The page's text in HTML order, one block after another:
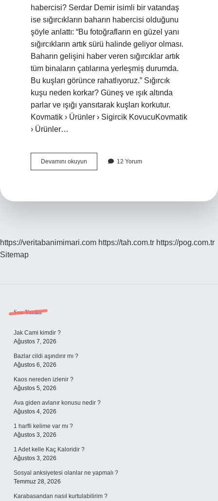
habercisi? Serdar Demir isimli bir vatandaş
ise sığırcıkların baharın habercisi olduğunu
şöyle anlattı: “Bu fotoğrafların en güzel yanı
sığırcıkların artık sürü halinde geliyor olması.
Baharın gelişini haber veren sığırcıklar artık
tüm binaların çatılarına yerleşmiş durumda.
Bu kuşları görünce rahatlıyoruz.” Sığırcık
kuşu neden korkar? Güneş ve ışık altında
parlar ve ışığı yansıtarak kuşları korkutur.
Kovmatik › Ürünler › Sigircik KovucuKovmatik
› Ürünler…
Devamını okuyun Sığırcıklar
Neden
12 Yorum
https://veritabanimimari.com https://tah.com.tr https://pog.com.tr
Sitemap
Sidebar
Son Yazılar
Jak Cami kimdir ?
Ağustos 7, 2026
Bazlar cildi aşındırır mı ?
Ağustos 6, 2026
Kaos nereden izlenir ?
Ağustos 5, 2026
Ava giden avlanır konusu nedir ?
Ağustos 4, 2026
1 harfli kelime var mı ?
Ağustos 3, 2026
1 Adet kelle Kaç Kaloridir ?
Ağustos 3, 2026
Sosyal anksiyetesi olanlar ne yapmalı ?
Temmuz 28, 2026
Karabasandan nasıl kurtulabilirim ?